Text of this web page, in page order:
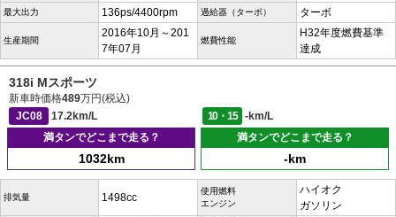
最大出力 136ps/4400rpm 過給器（ターボ） ターボ
生産期間
2016年10月～201
7年07月
燃費性能
H32年度燃費基準
達成
318i Mスポーツ
新車時価格489万円(税込)
JC08
17.2km/L 10・15
-km/L
満タンでどこまで走る？
1032km
満タンでどこまで走る？
-km
排気量 1498cc
使用燃料
エンジン
ハイオク
ガソリン